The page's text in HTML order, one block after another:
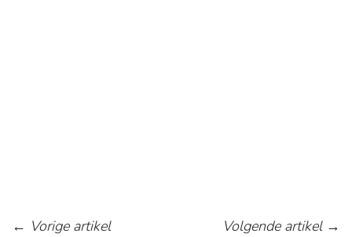
← Vorige artikel
Volgende artikel→